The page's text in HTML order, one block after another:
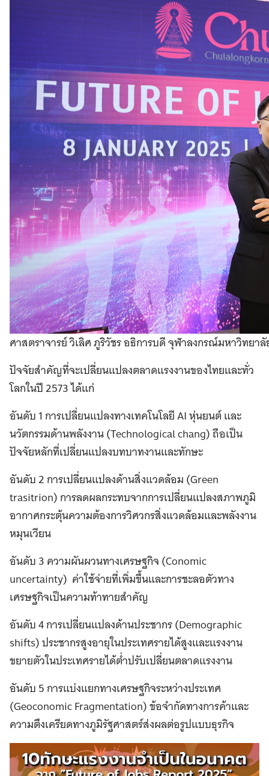
ศาสตราจารย์ วิเลิศ ภูริวัชร อธิการบดี จุฬาลงกรณ์มหาวิทยา
ปัจจัยสำคัญที่จะเปลี่ยนแปลงตลาดแรงงานของไทยและทั่ว
โลกในปี 2573 ได้แก่
อันดับ 1 การเปลี่ยนแปลงทางเทคโนโลยี AI หุ่นยนต์ และ
นวัตกรรมด้านพลังงาน (Technological chang) ถือเป็น
ปัจจัยหลักที่เปลี่ยนแปลงบทบาทงานและทักษะ
อันดับ 2 การเปลี่ยนแปลงด้านสิ่งแวดล้อม (Green
trasitrion) การลดผลกระทบจากการเปลี่ยนแปลงสภาพภูมิ
อากาศกระตุ้นความต้องการวิศวกรสิ่งแวดล้อมและพลังงาน
หมุนเวียน
อันดับ 3 ความผันผวนทางเศรษฐกิจ (Conomic
uncertainty) ค่าใช้จ่ายที่เพิ่มขึ้นและการชะลอตัวทาง
เศรษฐกิจเป็นความท้าทายสำคัญ
อันดับ 4 การเปลี่ยนแปลงด้านประชากร (Demographic
shifts) ประชากรสูงอายุในประเทศรายได้สูงและแรงงาน
ขยายตัวในประเทศรายได้ต่ำปรับเปลี่ยนตลาดแรงงาน
อันดับ 5 การแบ่งแยกทางเศรษฐกิจระหว่างประเทศ
(Geoconomic Fragmentation) ข้อจำกัดทางการค้าและ
ความตึงเครียดทางภูมิรัฐศาสตร์ส่งผลต่อรูปแบบธุรกิจ